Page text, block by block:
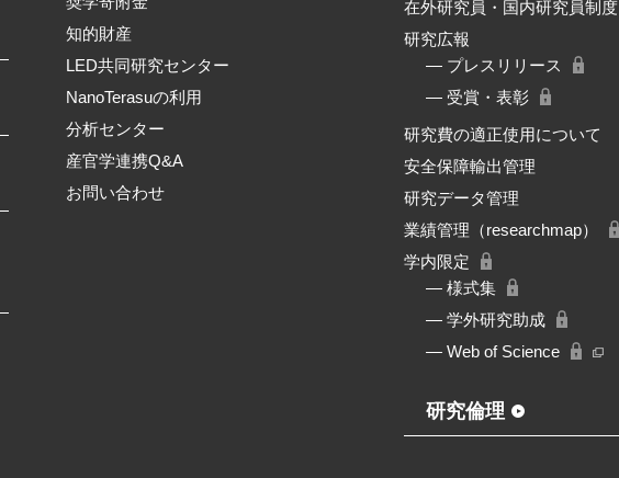
知的財産
LED共同研究センター
NanoTerasuの利用
分析センター
産官学連携Q&A
お問い合わせ
在外研究員・国内研究員制度
研究広報
― プレスリリース
― 受賞・表彰
研究費の適正使用について
安全保障輸出管理
研究データ管理
業績管理（researchmap）
学内限定
― 様式集
― 学外研究助成
― Web of Science
研究倫理